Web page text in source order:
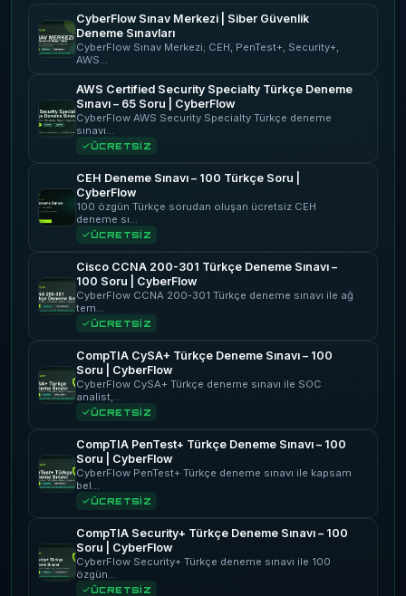
CyberFlow Sınav Merkezi | Siber Güvenlik
Deneme Sınavları
CyberFlow Sınav Merkezi; CEH, PenTest+, Security+,
AWS…
AWS Certified Security Specialty Türkçe Deneme
Sınavı – 65 Soru | CyberFlow
CyberFlow AWS Security Specialty Türkçe deneme
sınavı…
ÜCRETSİZ
CEH Deneme Sınavı – 100 Türkçe Soru |
CyberFlow
100 özgün Türkçe sorudan oluşan ücretsiz CEH
deneme sı…
ÜCRETSİZ
Cisco CCNA 200-301 Türkçe Deneme Sınavı –
100 Soru | CyberFlow
CyberFlow CCNA 200-301 Türkçe deneme sınavı ile ağ
tem…
ÜCRETSİZ
CompTIA CySA+ Türkçe Deneme Sınavı – 100
Soru | CyberFlow
CyberFlow CySA+ Türkçe deneme sınavı ile SOC
analist,…
ÜCRETSİZ
CompTIA PenTest+ Türkçe Deneme Sınavı – 100
Soru | CyberFlow
CyberFlow PenTest+ Türkçe deneme sınavı ile kapsam
bel…
ÜCRETSİZ
CompTIA Security+ Türkçe Deneme Sınavı – 100
Soru | CyberFlow
CyberFlow Security+ Türkçe deneme sınavı ile 100
özgün…
ÜCRETSİZ